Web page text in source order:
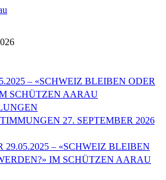
– «SCHWEIZ BLEIBEN ODER
SCHÜTZEN AARAU
27. SEPTEMBER 2026
29.05.2025 – «SCHWEIZ BLEIBEN
IM SCHÜTZEN AARAU